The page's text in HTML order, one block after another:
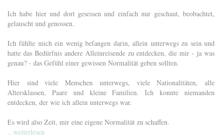
Ich habe hier und dort gesessen und einfach nur geschaut, beobachtet,
gelauscht und genossen.
Ich fühlte mich ein wenig befangen darin, allein unterwegs zu sein und
hatte das Bedürfnis andere Alleinreisende zu entdecken, die mir - ja was
genau? - das Gefühl einer gewissen Normalität geben sollten.
Hier sind viele Menschen unterwegs, viele Nationalitäten, alle
Altersklassen, Paare und kleine Familien. Ich konnte niemanden
entdecken, der wie ich allein unterwegs war.
Es wird also Zeit, mir eine eigene Normalität zu schaffen.
...weiterlesen